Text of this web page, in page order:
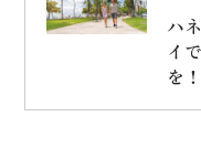
ハ
イ
を！